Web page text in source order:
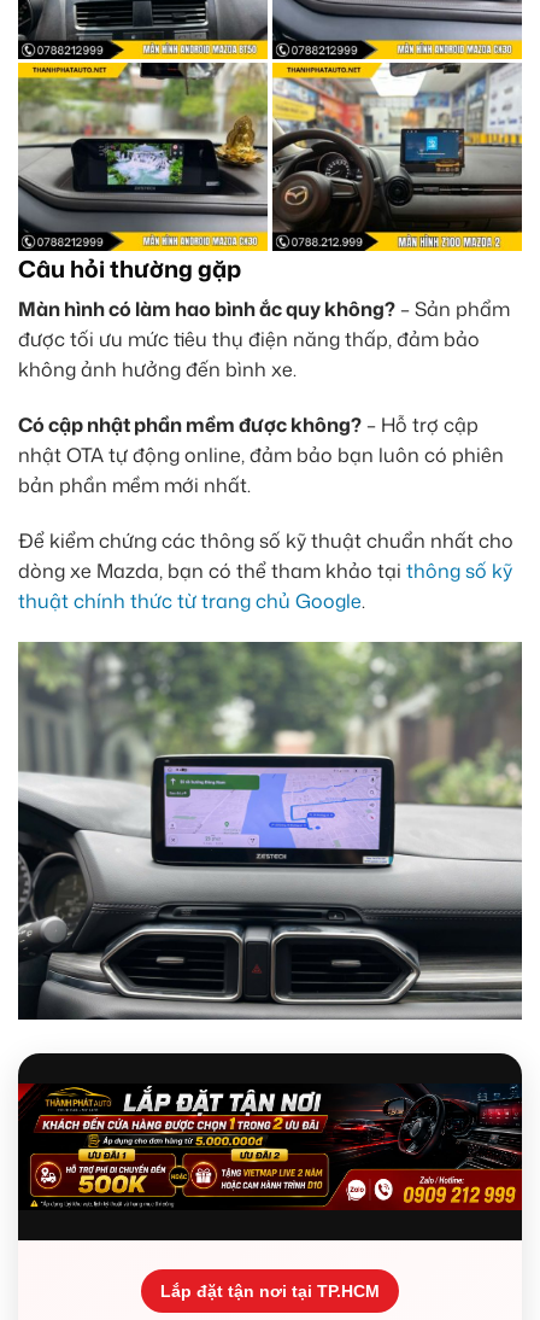
Câu hỏi thường gặp
Màn hình có làm hao bình ắc quy không? – Sản phẩm
được tối ưu mức tiêu thụ điện năng thấp, đảm bảo
không ảnh hưởng đến bình xe.
Có cập nhật phần mềm được không? – Hỗ trợ cập
nhật OTA tự động online, đảm bảo bạn luôn có phiên
bản phần mềm mới nhất.
Để kiểm chứng các thông số kỹ thuật chuẩn nhất cho
dòng xe Mazda, bạn có thể tham khảo tại thông số kỹ
thuật chính thức từ trang chủ Google.
Lắp đặt tận nơi tại TP.HCM